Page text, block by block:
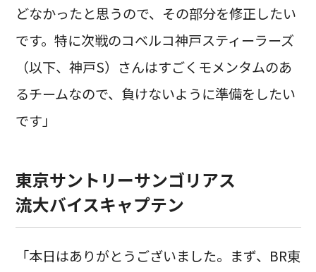
どなかったと思うので、その部分を修正したい
です。特に次戦のコベルコ神戸スティーラーズ
（以下、神戸S）さんはすごくモメンタムのあ
るチームなので、負けないように準備をしたい
です」
東京サントリーサンゴリアス
流大バイスキャプテン
「本日はありがとうございました。まず、BR東